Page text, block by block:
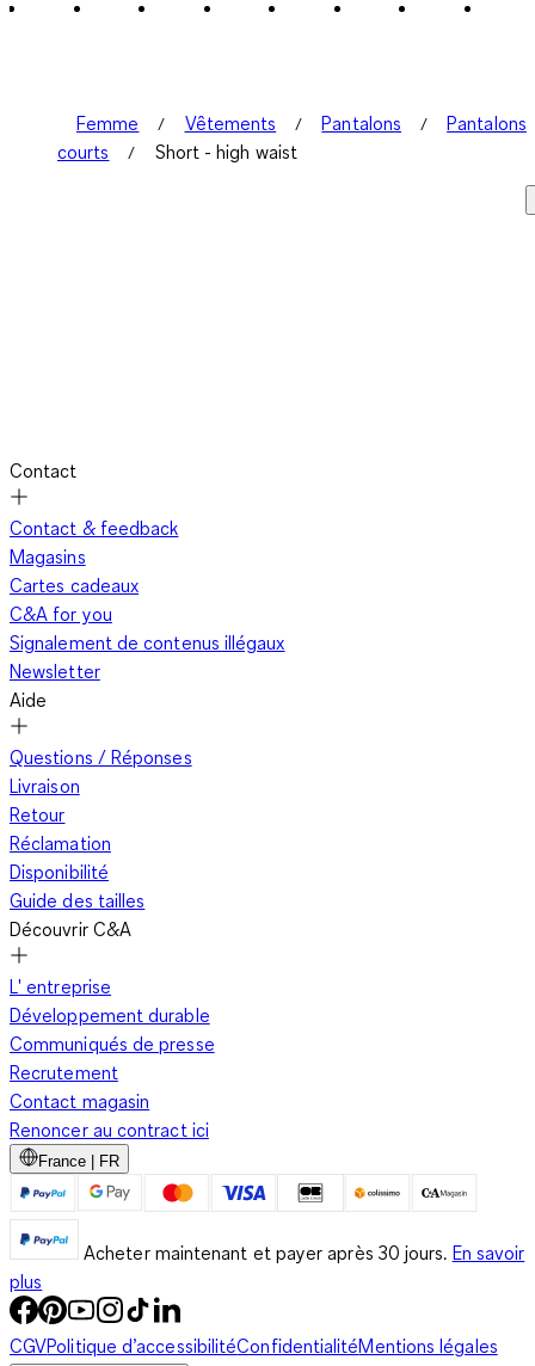
Femme Vêtements Pantalons
Pantalons
courts
Short - high waist
Contact
Contact & feedback
Magasins
Cartes cadeaux
C&A for you
Signalement de contenus illégaux
Newsletter
Aide
Questions / Réponses
Livraison
Retour
Réclamation
Disponibilité
Guide des tailles
Découvrir C&A
L' entreprise
Développement durable
Communiqués de presse
Recrutement
Contact magasin
Renoncer au contract ici
France | FR
Acheter maintenant et payer après 30 jours. En savoir
plus
CGVPolitique d’accessibilitéConfidentialitéMentions légales